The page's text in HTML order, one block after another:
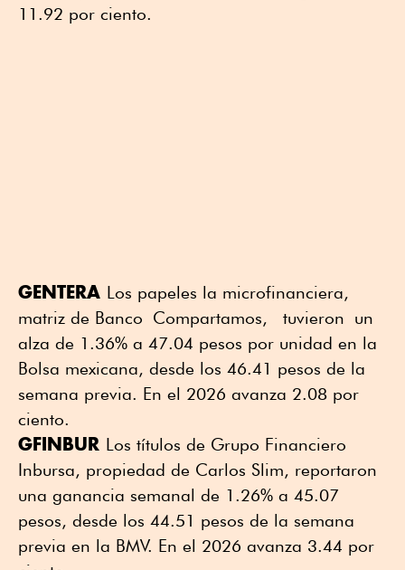
11.92 por ciento.
GENTERA Los papeles la microfinanciera,
matriz de Banco Compartamos, tuvieron un
alza de 1.36% a 47.04 pesos por unidad en la
Bolsa mexicana, desde los 46.41 pesos de la
semana previa. En el 2026 avanza 2.08 por
ciento.
GFINBUR Los títulos de Grupo Financiero
Inbursa, propiedad de Carlos Slim, reportaron
una ganancia semanal de 1.26% a 45.07
pesos, desde los 44.51 pesos de la semana
previa en la BMV. En el 2026 avanza 3.44 por